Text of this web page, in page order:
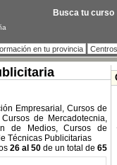
en tu provincia
Empresarial, Cursos de
de Mercadotecnia,
de Medios, Cursos de
Técnicas Publicitarias
26 al 50 de un total de 65
Busca tu curso